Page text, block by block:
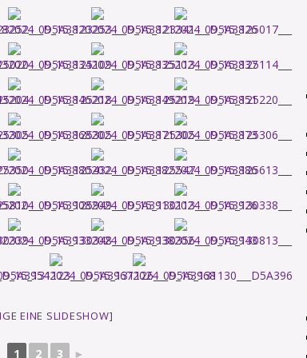
EINE SLIDESHOW]
1 2 3 ►